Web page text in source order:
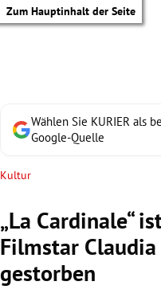
Zum Hauptinhalt der Seite
Wählen Sie KURIER als
Google-Quelle
Kultur
„La Cardinale“
Filmstar
gestorben